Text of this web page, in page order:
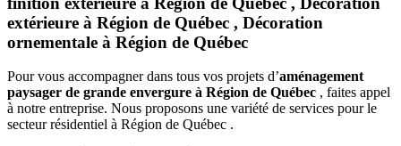
extérieure à Région de Québec , Décoration
ornementale à Région de Québec
Pour vous accompagner dans tous vos projets d’aménagement
paysager de grande envergure à Région de Québec , faites appel
à notre entreprise. Nous proposons une variété de services pour le
secteur résidentiel à Région de Québec .